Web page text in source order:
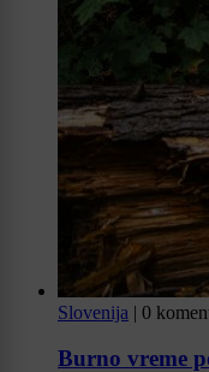
Slovenija | 0
Burno vreme